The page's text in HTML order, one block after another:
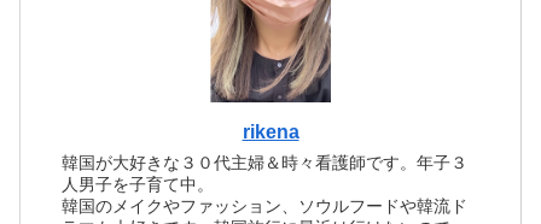
rikena
韓国が大好きな３０代主婦＆時々看護師です。年子３
人男子を子育て中。
韓国のメイクやファッション、ソウルフードや韓流ド